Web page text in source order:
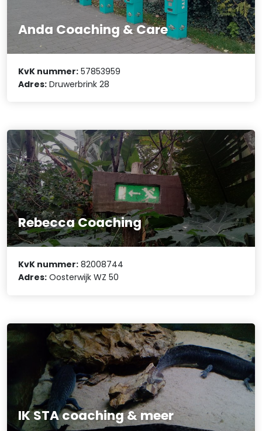
Anda Coaching & Care
KvK nummer: 57853959
Adres: Druwerbrink 28
Rebecca Coaching
KvK nummer: 82008744
Adres: Oosterwijk WZ 50
IK STA coaching & meer